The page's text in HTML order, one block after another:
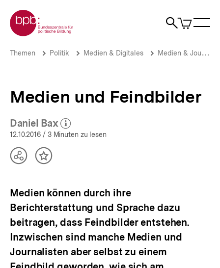
zum
Seiteninhalt
springen
Zur Startseite der bpb
Suche
Artikel
im
Medien
Medienkritik
Brotkrümelnavigation
Pfadnavigation
Themen Politik Medien & Digitales Medien & Journalismus
Medien und Feindbilder
Daniel Bax
(Mehr zum Autor)
öffnen
12.10.2016 / 3 Minuten zu lesen
TeilenInhalt
Medien können durch ihre
Berichterstattung und Sprache dazu
beitragen, dass Feindbilder entstehen.
Inzwischen sind manche Medien und
Journalisten aber selbst zu einem